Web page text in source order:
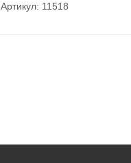
Артикул: 11518